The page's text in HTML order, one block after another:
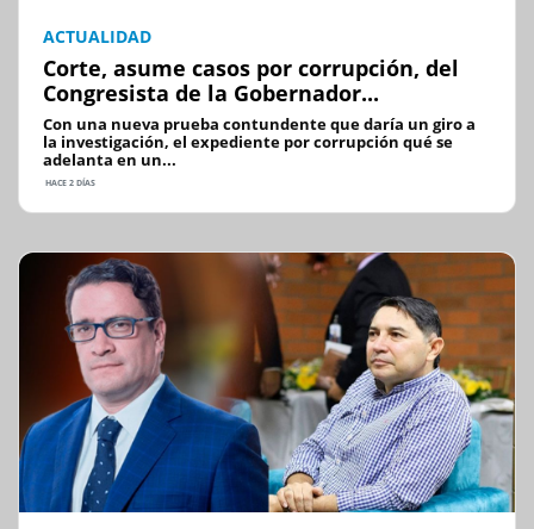
ACTUALIDAD
Corte, asume casos por corrupción, del
Congresista de la Gobernador...
Con una nueva prueba contundente que daría un giro a
la investigación, el expediente por corrupción qué se
adelanta en un...
HACE 2 DÍAS